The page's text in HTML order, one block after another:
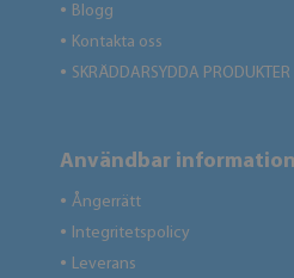
● Blogg
● Kontakta oss
● SKRÄDDARSYDDA PRODUKTER
Användbar information
● Ångerrätt
● Integritetspolicy
● Leverans